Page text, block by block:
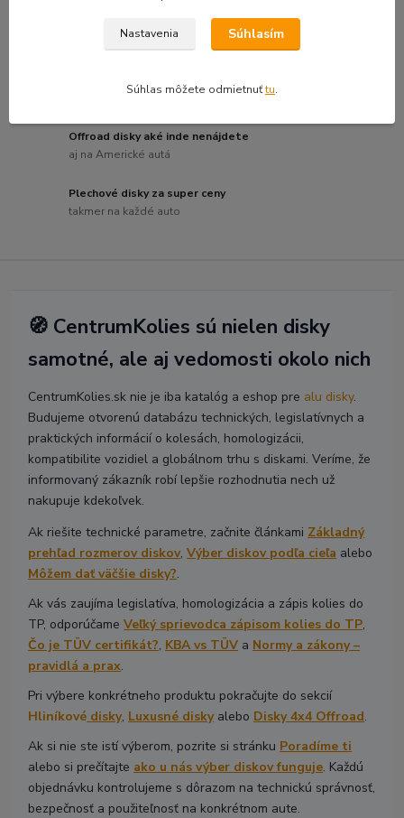
Hliníkové disky bežných značiek
za skvelú cenu
pre náročných
Offroad disky aké inde nenájdete
aj na Americké autá
Plechové disky za super ceny
takmer na každé auto
🧭 CentrumKolies sú nielen disky
samotné, ale aj vedomosti okolo nich
CentrumKolies.sk nie je iba katalóg a eshop pre alu disky.
Budujeme otvorenú databázu technických, legislatívnych a
praktických informácií o kolesách, homologizácii,
kompatibilite vozidiel a globálnom trhu s diskami. Veríme, že
informovaný zákazník robí lepšie rozhodnutia nech už
nakupuje kdekoľvek.
Ak riešite technické parametre, začnite článkami Základný
prehľad rozmerov diskov,Výber diskov podľa cieľa alebo
Môžem dať väčšie disky?.
Ak vás zaujíma legislatíva, homologizácia a zápis kolies do
TP, odporúčameVeľký sprievodca zápisom kolies do TP,
Čo je TÜV certifikát?, KBA vs TÜV a Normy a zákony –
pravidlá a prax.
Pri výbere konkrétneho produktu pokračujte do sekcií
Hliníkové disky, Luxusné diskyalebo Disky 4x4 Offroad.
Ak si nie ste istí výberom, pozrite si stránku Poradíme ti
alebo si prečítajte ako u nás výber diskov funguje. Každú
objednávku kontrolujeme s dôrazom na technickú správnosť,
bezpečnosť a použiteľnosť na konkrétnom aute.
Nastavenia Súhlasím
Súhlas môžete odmietnuťtu.